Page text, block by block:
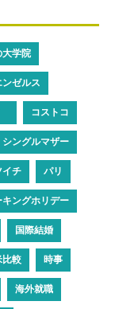
大学院
ンゼルス
コストコ
シングルマザー
イチ パリ
キングホリデー
国際結婚
比較 時事
海外就職